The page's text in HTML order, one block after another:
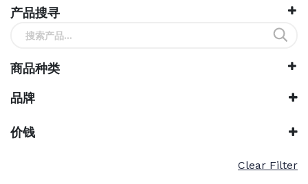
产品搜寻
商品种类
品牌
价钱
Clear Filter